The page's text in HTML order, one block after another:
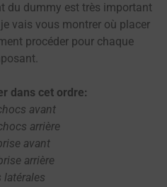
du dummy est très important
vais vous montrer où placer
procéder pour chaque
dans cet ordre:
avant
arrière
avant
arrière
latérales